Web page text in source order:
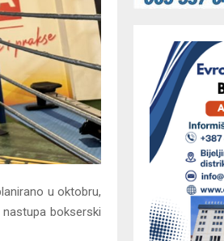
u oktobru,
bokserski